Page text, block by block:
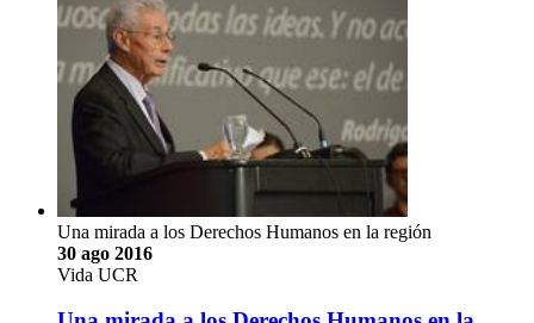
Una mirada a los Derechos Humanos en la región
30 ago 2016
Vida UCR